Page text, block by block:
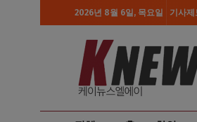
2026년 8월 6일, 목요일 기사제